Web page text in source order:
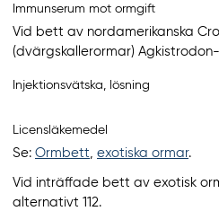
Immunserum mot ormgift
Vid bett av nordamerikanska
(dvärgskallerormar)
Injektionsvätska, lösning
Licensläkemedel
Se: Ormbett, exotiska ormar.
Vid inträffade bett av exotisk
alternativt 112.